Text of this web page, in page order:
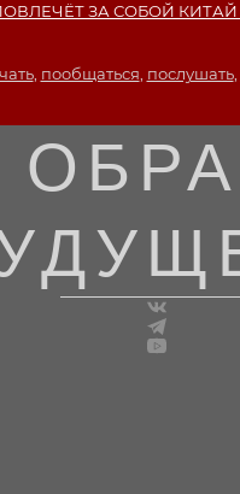
ЗА СОБОЙ
, пообщаться послушать,